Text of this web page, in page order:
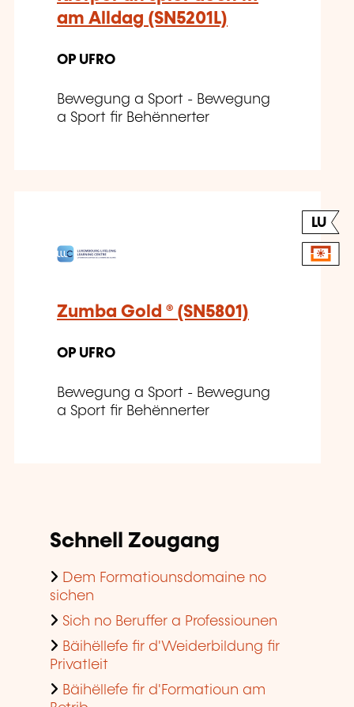
am Alldag (SN5201L)
OP UFRO
Bewegung a Sport - Bewegung
a Sport fir Behënnerter
LU
Zumba Gold ® (SN5801)
OP UFRO
Bewegung a Sport - Bewegung
a Sport fir Behënnerter
Schnell Zougang
Dem Formatiounsdomaine no
sichen
Sich no Beruffer a Professiounen
Bäihëllefe fir d'Weiderbildung fir
Privatleit
Bäihëllefe fir d'Formatioun am